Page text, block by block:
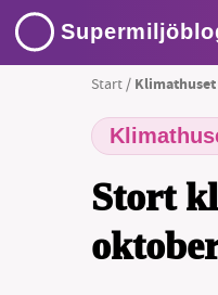
Start / Klimathuset
Stort